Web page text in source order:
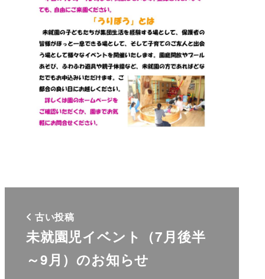
古い投稿
未就園児イベント（7月後半
～9月）のお知らせ